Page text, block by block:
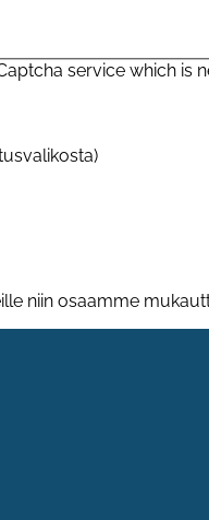
service which is
niin osaamme